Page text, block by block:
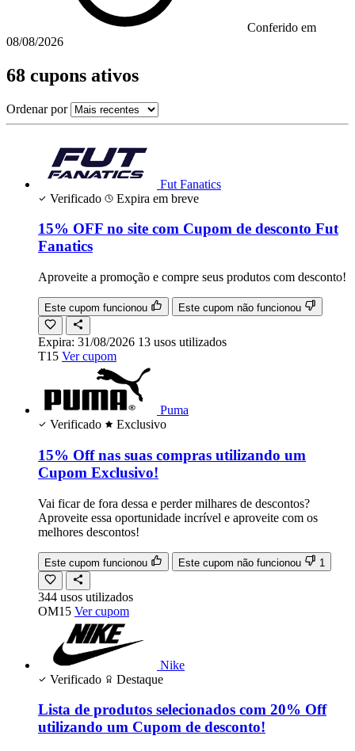
Conferido em
08/08/2026
68 cupons ativos
Ordenar por
Fut Fanatics
Verificado
Expira em breve
15% OFF no site com Cupom de desconto Fut
Fanatics
Aproveite a promoção e compre seus produtos com desconto!
Este cupom funcionou Este cupom não funcionou
Expira: 31/08/2026 13 usos utilizados
T15 Ver cupom
Puma
Verificado
Exclusivo
15% Off nas suas compras utilizando um
Cupom Exclusivo!
Vai ficar de fora dessa e perder milhares de descontos?
Aproveite essa oportunidade incrível e aproveite com os
melhores descontos!
Este cupom funcionou Este cupom não funcionou 1
344 usos utilizados
OM15 Ver cupom
Nike
Verificado
Destaque
Lista de produtos selecionados com 20% Off
utilizando um Cupom de desconto!